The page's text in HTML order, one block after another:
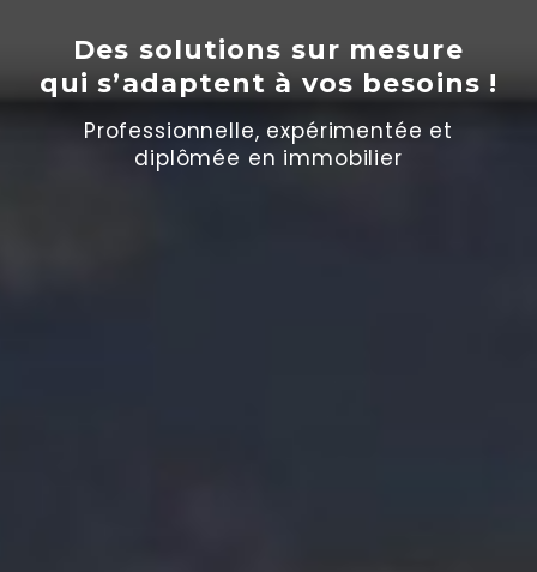
Des solutions sur mesure
qui s’adaptent à vos besoins !
Professionnelle, expérimentée et
diplômée en immobilier